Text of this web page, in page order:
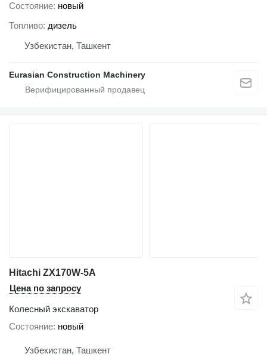
Состояние новый
Топливо дизель
Узбекистан, Ташкент
Eurasian Construction Machinery
Hitachi ZX170W-5A
Цена по запросу
Колесный экскаватор
Состояние новый
Узбекистан, Ташкент